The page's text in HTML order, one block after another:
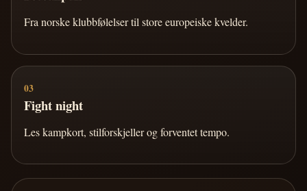
Fra norske klubbfølelser til store europeiske kvelder.
03
Fight night
Les kampkort, stilforskjeller og forventet tempo.